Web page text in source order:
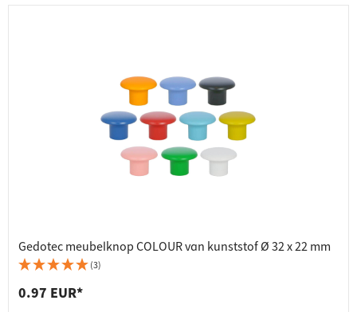
Gedotec meubelknop COLOUR van kunststof Ø 32 x 22 mm
(3)
0.97 EUR*